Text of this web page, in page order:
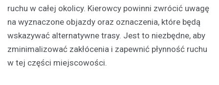
ruchu w całej okolicy. Kierowcy powinni zwrócić uwagę
na wyznaczone objazdy oraz oznaczenia, które będą
wskazywać alternatywne trasy. Jest to niezbędne, aby
zminimalizować zakłócenia i zapewnić płynność ruchu
w tej części miejscowości.